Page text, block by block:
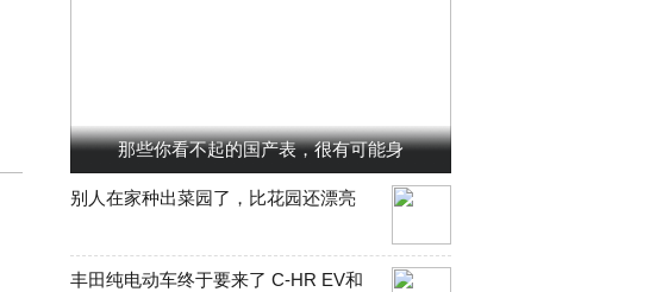
那些你看不起的国产表，很有可能身
别人在家种出菜园了，比花园还漂亮
丰田纯电动车终于要来了 C-HR EV和